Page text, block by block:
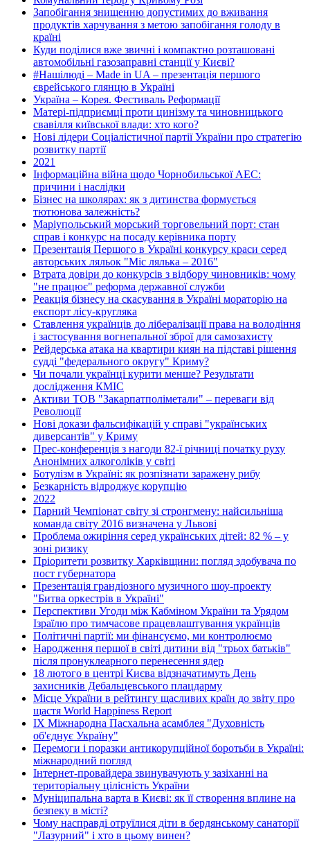
Запобігання знищенню допустимих до вживання
продуктів харчування з метою запобігання голоду в
країні
Куди поділися вже звичні і компактно розташовані
автомобільні газозаправні станції у Києві?
#Нашілюді – Made in UA – презентація першого
єврейського глянцю в Україні
Україна – Корея. Фестиваль Реформації
Матері-підприємці проти цинізму та чиновницького
свавілля київської влади: хто кого?
Нові лідери Соціалістичної партії України про стратегію
розвитку партії
2021
Інформаційна війна щодо Чорнобильської АЕС:
причини і наслідки
Бізнес на школярах: як з дитинства формується
тютюнова залежність?
Маріупольський морський торговельний порт: стан
справ і конкурс на посаду керівника порту
Презентація Першого в Україні конкурсу краси серед
авторських ляльок "Міс лялька – 2016"
Втрата довіри до конкурсів з відбору чиновників: чому
"не працює" реформа державної служби
Реакція бізнесу на скасування в Україні мораторію на
експорт лісу-кругляка
Ставлення українців до лібералізації права на володіння
і застосування вогнепальної зброї для самозахисту
Рейдерська атака на квартири киян на підставі рішення
судді "федерального округу" Криму?
Чи почали українці курити менше? Результати
дослідження КМІС
Активи ТОВ "Закарпатполіметали" – переваги від
Революції
Нові докази фальсифікацій у справі "українських
диверсантів" у Криму
Прес-конференція з нагоди 82-ї річниці початку руху
Анонімних алкоголіків у світі
Ботулізм в Україні: як розпізнати заражену рибу
Безкарність відроджує корупцію
2022
Парний Чемпіонат світу зі стронгмену: найсильніша
команда світу 2016 визначена у Львові
Проблема ожиріння серед українських дітей: 82 % – у
зоні ризику
Пріоритети розвитку Харківщини: погляд здобувача по
пост губернатора
Презентація грандіозного музичного шоу-проекту
"Битва оркестрів в Україні"
Перспективи Угоди між Кабміном України та Урядом
Ізраїлю про тимчасове працевлаштування українців
Політичні партії: ми фінансуємо, ми контролюємо
Народження першої в світі дитини від "трьох батьків"
після пронуклеарного перенесення ядер
18 лютого в центрі Києва відзначатимуть День
захисників Дебальцевського плацдарму
Місце України в рейтингу щасливих країн до звіту про
щастя World Happiness Report
ІХ Міжнародна Пасхальна асамблея "Духовність
об'єднує Україну"
Перемоги і поразки антикорупційної боротьби в Україні:
міжнародний погляд
Інтернет-провайдера звинувачують у зазіханні на
територіальну цілісність України
Муніципальна варта в Києві: як її створення вплине на
безпеку в місті?
Чому насправді отруїлися діти в бердянському санаторії
"Лазурний" і хто в цьому винен?